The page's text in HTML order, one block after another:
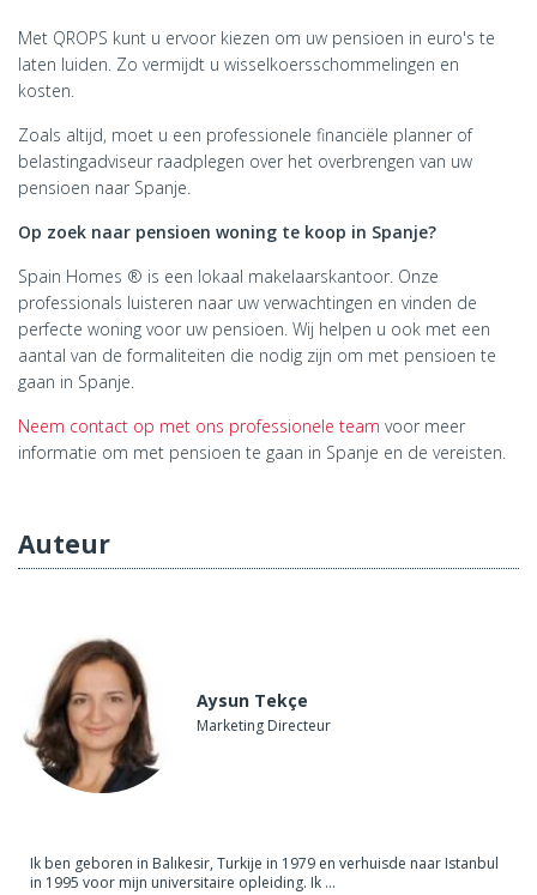
Met QROPS kunt u ervoor kiezen om uw pensioen in euro's te
laten luiden. Zo vermijdt u wisselkoersschommelingen en
kosten.
Zoals altijd, moet u een professionele financiële planner of
belastingadviseur raadplegen over het overbrengen van uw
pensioen naar Spanje.
Op zoek naar pensioen woning te koop in Spanje?
Spain Homes ® is een lokaal makelaarskantoor. Onze
professionals luisteren naar uw verwachtingen en vinden de
perfecte woning voor uw pensioen. Wij helpen u ook met een
aantal van de formaliteiten die nodig zijn om met pensioen te
gaan in Spanje.
Neem contact op met ons professionele team voor meer
informatie om met pensioen te gaan in Spanje en de vereisten.
Auteur
Aysun Tekçe
Marketing Directeur
Ik ben geboren in Balıkesir, Turkije in 1979 en verhuisde naar Istanbul
in 1995 voor mijn universitaire opleiding. Ik ...